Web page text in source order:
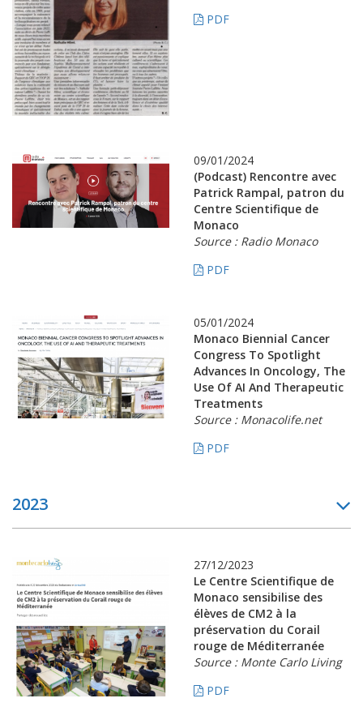
PDF
09/01/2024
(Podcast) Rencontre avec
Patrick Rampal, patron du
Centre Scientifique de
Monaco
Source : Radio Monaco
PDF
05/01/2024
Monaco Biennial Cancer
Congress To Spotlight
Advances In Oncology, The
Use Of AI And Therapeutic
Treatments
Source : Monacolife.net
PDF
2023
27/12/2023
Le Centre Scientifique de
Monaco sensibilise des
élèves de CM2 à la
préservation du Corail
rouge de Méditerranée
Source : Monte Carlo Living
PDF